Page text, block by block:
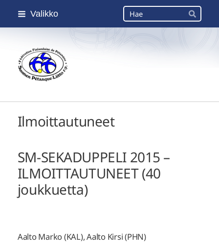
Siirry
Valikko Haku
Hae
Suomen Petanque-Liitto
Ilmoittautuneet
SM-SEKADUPPELI 2015 –
ILMOITTAUTUNEET (40
joukkuetta)
Aalto Marko (KAL), Aalto Kirsi (PHN)